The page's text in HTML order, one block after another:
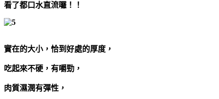
看了都口水直流囉！！
實在的大小，恰到好處的厚度，
吃起來不硬，有嚼勁，
肉質濕潤有彈性，